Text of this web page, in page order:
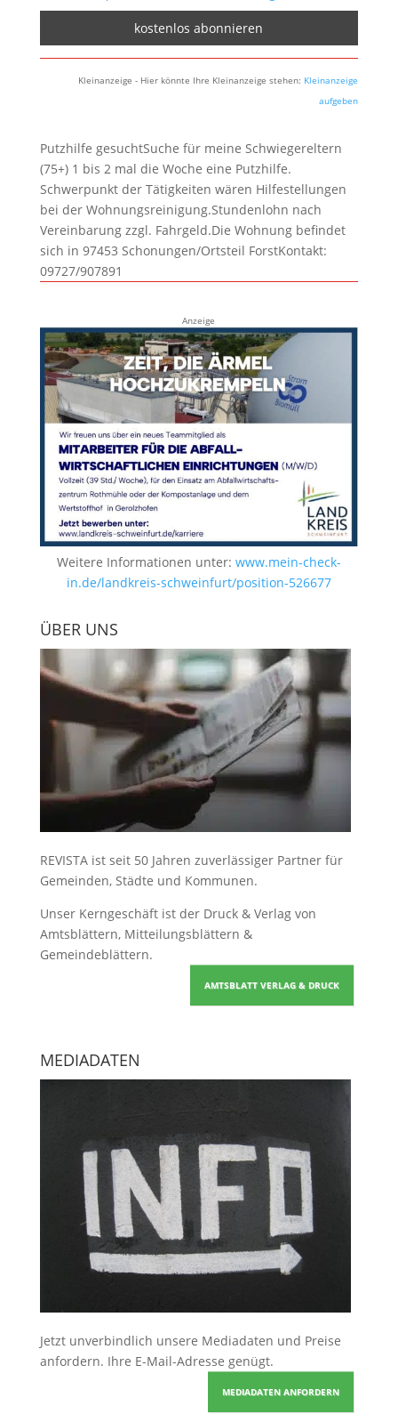
Kleinanzeige - Hier könnte Ihre Kleinanzeige stehen: Kleinanzeige
aufgeben
Putzhilfe gesuchtSuche für meine Schwiegereltern
(75+) 1 bis 2 mal die Woche eine Putzhilfe.
Schwerpunkt der Tätigkeiten wären Hilfestellungen
bei der Wohnungsreinigung.Stundenlohn nach
Vereinbarung zzgl. Fahrgeld.Die Wohnung befindet
sich in 97453 Schonungen/Ortsteil ForstKontakt:
09727/907891
Anzeige
Weitere Informationen unter: www.mein-check-
in.de/landkreis-schweinfurt/position-526677
ÜBER UNS
REVISTA ist seit 50 Jahren zuverlässiger Partner für
Gemeinden, Städte und Kommunen.
Unser Kerngeschäft ist der Druck & Verlag von
Amtsblättern, Mitteilungsblättern &
Gemeindeblättern.
AMTSBLATT VERLAG & DRUCK
MEDIADATEN
Jetzt unverbindlich unsere Mediadaten und Preise
anfordern. Ihre E-Mail-Adresse genügt.
MEDIADATEN ANFORDERN